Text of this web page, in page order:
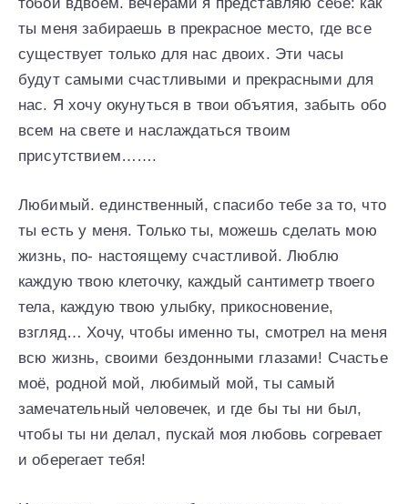
ты меня забираешь в прекрасное место, где все
существует только для нас двоих. Эти часы
будут самыми счастливыми и прекрасными для
нас. Я хочу окунуться в твои объятия, забыть обо
всем на свете и наслаждаться твоим
присутствием…….
Любимый. единственный, спасибо тебе за то, что
ты есть у меня. Только ты, можешь сделать мою
жизнь, по- настоящему счастливой. Люблю
каждую твою клеточку, каждый сантиметр твоего
тела, каждую твою улыбку, прикосновение,
взгляд… Хочу, чтобы именно ты, смотрел на меня
всю жизнь, своими бездонными глазами! Счастье
моё, родной мой, любимый мой, ты самый
замечательный человечек, и где бы ты ни был,
чтобы ты ни делал, пускай моя любовь согревает
и оберегает тебя!